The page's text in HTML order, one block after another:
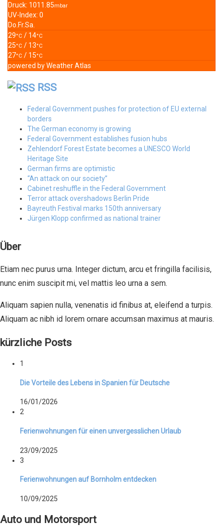
Druck: 1011.85mbar
UV-Index: 0
Do. Fr.Sa.
29°C / 14°C
25°C / 13°C
27°C / 15°C
powered byWeather Atlas
RSS
Federal Government pushes for protection of EU external
borders
The German economy is growing
Federal Government establishes fusion hubs
Zehlendorf Forest Estate becomes a UNESCO World
Heritage Site
German firms are optimistic
“An attack on our society”
Cabinet reshuffle in the Federal Government
Terror attack overshadows Berlin Pride
Bayreuth Festival marks 150th anniversary
Jürgen Klopp confirmed as national trainer
Über
Etiam nec purus urna. Integer dictum, arcu et fringilla facilisis,
nunc enim suscipit mi, vel mattis leo urna a sem.
Aliquam sapien nulla, venenatis id finibus at, eleifend a turpis.
Aliquam ac nibh id lorem ornare accumsan maximus at mauris.
kürzliche Posts
1
Die Vorteile des Lebens in Spanien für Deutsche
16/01/2026
2
Ferienwohnungen für einen unvergesslichen Urlaub
23/09/2025
3
Ferienwohnungen auf Bornholm entdecken
10/09/2025
Auto und Motorsport